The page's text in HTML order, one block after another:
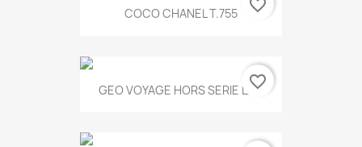
COCO CHANEL T.755 favorite_border
GEO VOYAGE HORS SERIE LA...
favorite_border